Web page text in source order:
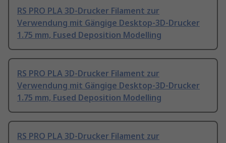
RS PRO PLA 3D-Drucker Filament zur
Verwendung mit Gängige Desktop-3D-Drucker
1.75 mm, Fused Deposition Modelling
RS PRO PLA 3D-Drucker Filament zur
Verwendung mit Gängige Desktop-3D-Drucker
1.75 mm, Fused Deposition Modelling
RS PRO PLA 3D-Drucker Filament zur